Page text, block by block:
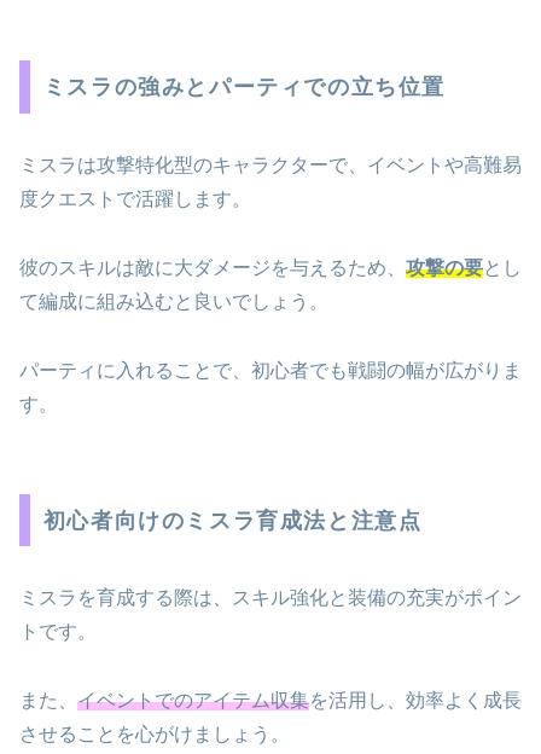
ミスラの強みとパーティでの立ち位置
ミスラは攻撃特化型のキャラクターで、イベントや高難易
度クエストで活躍します。
彼のスキルは敵に大ダメージを与えるため、 攻撃の要とし
て編成に組み込むと良いでしょう。
パーティに入れることで、初心者でも戦闘の幅が広がりま
す。
初心者向けのミスラ育成法と注意点
ミスラを育成する際は、スキル強化と装備の充実がポイン
トです。
また、 イベントでのアイテム収集を活用し、効率よく成長
させることを心がけましょう。